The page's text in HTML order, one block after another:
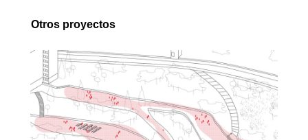
Otros proyectos